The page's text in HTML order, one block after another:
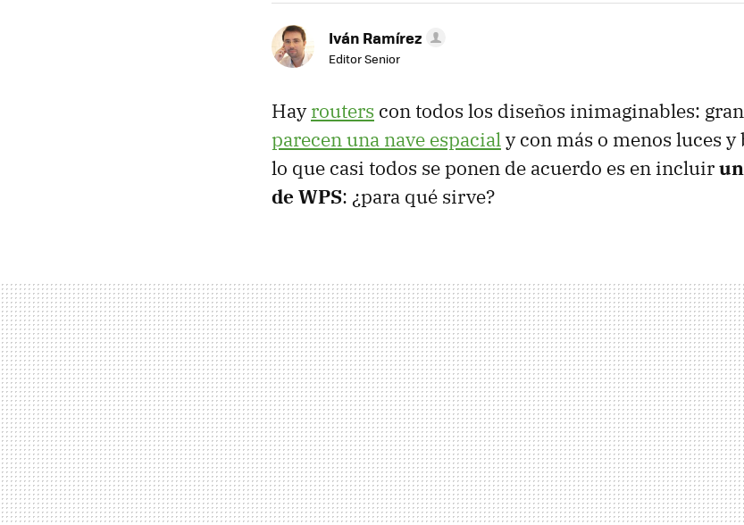
Iván Ramírez
Editor Senior
Hayrouters con todos los diseños inimaginables:
parecen una nave espacialy con más o menos luces
lo que casi todos se ponen de acuerdo es en incluir
de WPS: ¿para qué sirve?